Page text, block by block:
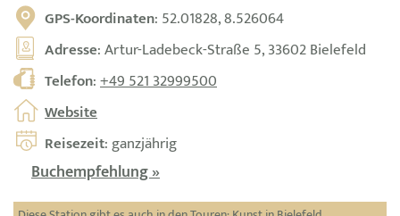
GPS-Koordinaten: 52.01828, 8.526064
Adresse: Artur-Ladebeck-Straße 5, 33602 Bielefeld
Telefon:+49 521 32999500
Website
Reisezeit: ganzjährig
Buchempfehlung »